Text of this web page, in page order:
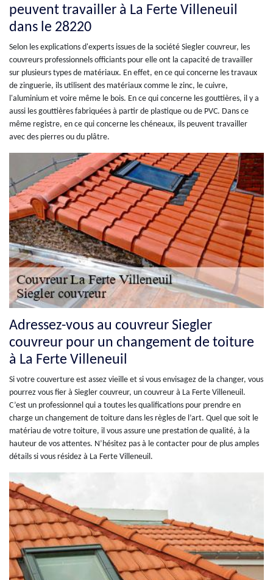
peuvent travailler à La Ferte Villeneuil
dans le 28220
Selon les explications d'experts issues de la société Siegler couvreur, les
couvreurs professionnels officiants pour elle ont la capacité de travailler
sur plusieurs types de matériaux. En effet, en ce qui concerne les travaux
de zinguerie, ils utilisent des matériaux comme le zinc, le cuivre,
l'aluminium et voire même le bois. En ce qui concerne les gouttières, il y a
aussi les gouttières fabriquées à partir de plastique ou de PVC. Dans ce
même registre, en ce qui concerne les chéneaux, ils peuvent travailler
avec des pierres ou du plâtre.
Adressez-vous au couvreur Siegler
couvreur pour un changement de toiture
à La Ferte Villeneuil
Si votre couverture est assez vieille et si vous envisagez de la changer, vous
pourrez vous fier à Siegler couvreur, un couvreur à La Ferte Villeneuil.
C’est un professionnel qui a toutes les qualifications pour prendre en
charge un changement de toiture dans les règles de l’art. Quel que soit le
matériau de votre toiture, il vous assure une prestation de qualité, à la
hauteur de vos attentes. N’hésitez pas à le contacter pour de plus amples
détails si vous résidez à La Ferte Villeneuil.